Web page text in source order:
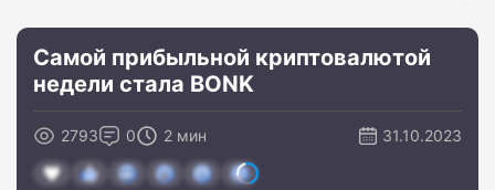
Самой прибыльной криптовалютой
недели стала BONK
2793 0 2 мин 31.10.2023